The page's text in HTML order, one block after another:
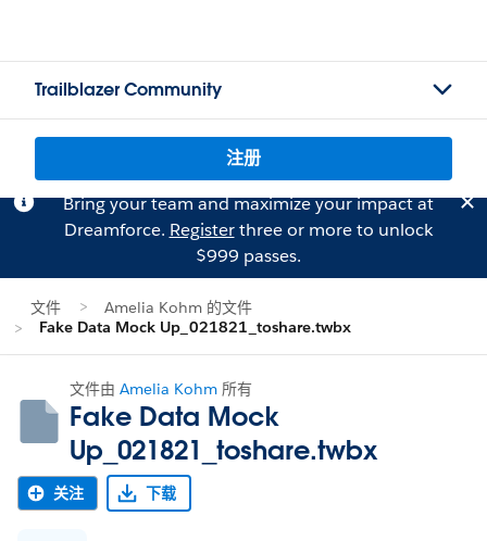
Trailblazer Community
注册
Bring your team and maximize your impact at
Dreamforce. Registerthree or more to unlock
$999 passes.
文件
Amelia Kohm 的文件
Fake Data Mock Up_021821_toshare.twbx
文件由 Amelia Kohm 所有
Fake Data Mock
Up_021821_toshare.twbx
关注 下载